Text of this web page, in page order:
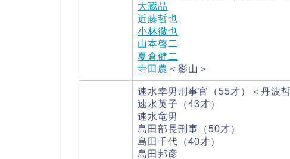
大蔵晶
近藤哲也
小林徹也
山本啓二
夏倉健二
寺田農 ＜影山＞
速水幸男刑事官（55才）＜丹波
速水英子（43才）
速水竜男
島田部長刑事（50才）
島田千代（40才）
島田邦彦